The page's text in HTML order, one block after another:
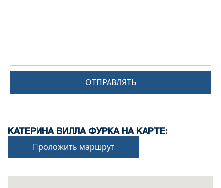
ОТПРАВЛЯТЬ
КАТЕРИНА ВИЛЛА ФУРКА НА КАРТЕ:
Проложить маршрут